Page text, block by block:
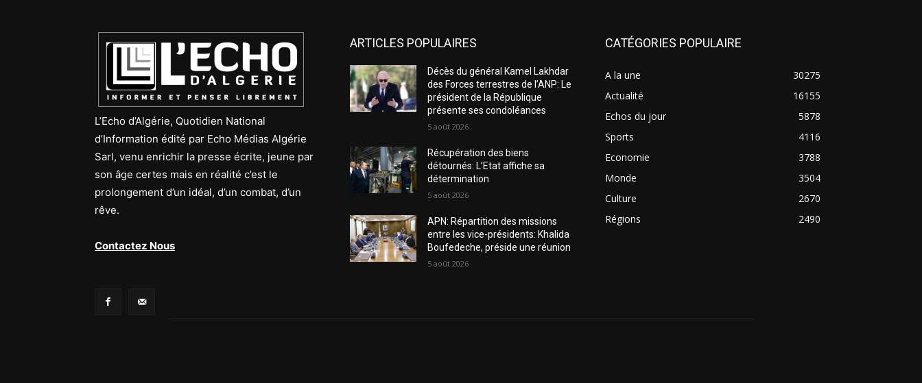
L’Echo d’Algérie, Quotidien National
d’Information édité par Echo Médias Algérie
Sarl, venu enrichir la presse écrite, jeune par
son âge certes mais en réalité c’est le
prolongement d’un idéal, d’un combat, d’un
rêve.
Contactez Nous
ARTICLES POPULAIRES
Décès du général Kamel Lakhdar
des Forces terrestres de l’ANP: Le
président de la République
présente ses condoléances
5 août 2026
Récupération des biens
détournés: L’Etat affiche sa
détermination
5 août 2026
APN: Répartition des missions
entre les vice-présidents: Khalida
Boufedeche, préside une réunion
5 août 2026
CATÉGORIES POPULAIRE
A la une
30275
Actualité
16155
Echos du jour
5878
Sports
4116
Economie
3788
Monde
3504
Culture
2670
Régions
2490